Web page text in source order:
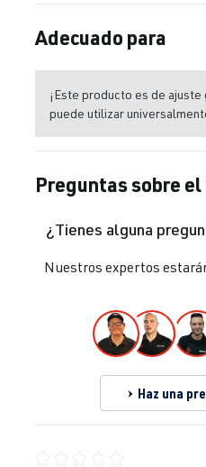
Adecuado para
¡Este producto es de
puede utilizar
Preguntas sobre
¿Tienes alguna
Nuestros expertos
Haz una